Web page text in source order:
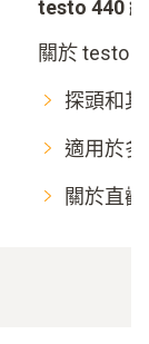
testo 440
關於 testo
探頭和
適用於
關於直